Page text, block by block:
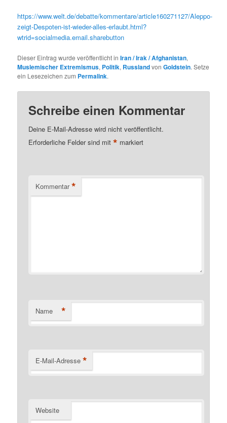
https://www.welt.de/debatte/kommentare/article160271127/Aleppo-
zeigt-Despoten-ist-wieder-alles-erlaubt.html?
wtrid=socialmedia.email.sharebutton
Dieser Eintrag wurde veröffentlicht inIran / Irak / Afghanistan,
Muslemischer Extremismus, Politik, RusslandvonGoldstein. Setze
ein Lesezeichen zum Permalink.
Schreibe einen Kommentar
Deine E-Mail-Adresse wird nicht veröffentlicht.
Erforderliche Felder sind mit* markiert
Kommentar *
Name *
E-Mail-Adresse *
Website